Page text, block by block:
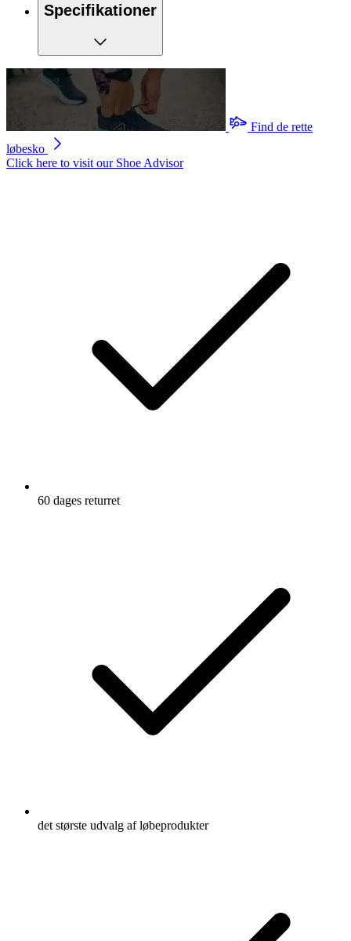
Specifikationer
Find de rette
løbesko
Click here to visit our Shoe Advisor
60 dages returret
det største udvalg af løbeprodukter